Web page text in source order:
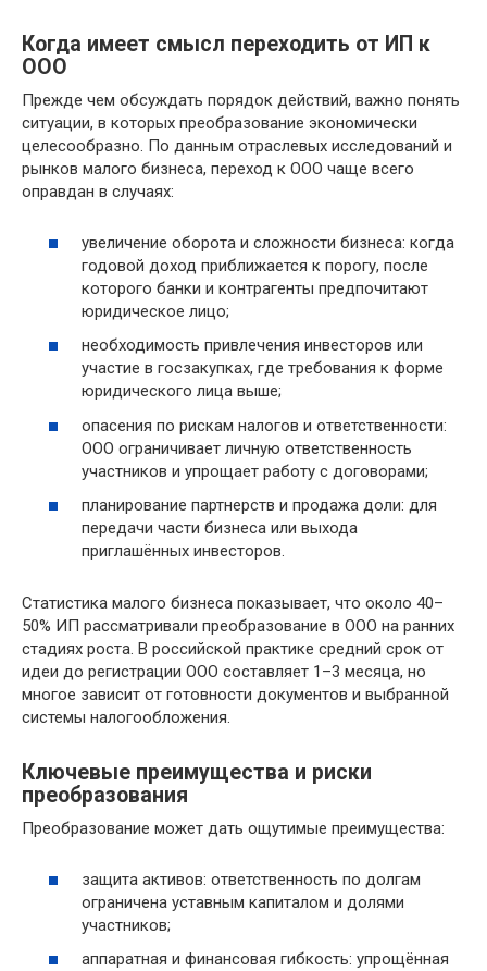
Когда имеет смысл переходить от ИП к
ООО
Прежде чем обсуждать порядок действий, важно понять
ситуации, в которых преобразование экономически
целесообразно. По данным отраслевых исследований и
рынков малого бизнеса, переход к ООО чаще всего
оправдан в случаях:
увеличение оборота и сложности бизнеса: когда
годовой доход приближается к порогу, после
которого банки и контрагенты предпочитают
юридическое лицо;
необходимость привлечения инвесторов или
участие в госзакупках, где требования к форме
юридического лица выше;
опасения по рискам налогов и ответственности:
ООО ограничивает личную ответственность
участников и упрощает работу с договорами;
планирование партнерств и продажа доли: для
передачи части бизнеса или выхода
приглашённых инвесторов.
Статистика малого бизнеса показывает, что около 40–
50% ИП рассматривали преобразование в ООО на ранних
стадиях роста. В российской практике средний срок от
идеи до регистрации ООО составляет 1–3 месяца, но
многое зависит от готовности документов и выбранной
системы налогообложения.
Ключевые преимущества и риски
преобразования
Преобразование может дать ощутимые преимущества:
защита активов: ответственность по долгам
ограничена уставным капиталом и долями
участников;
аппаратная и финансовая гибкость: упрощённая